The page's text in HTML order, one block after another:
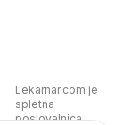
Lekarnar.com je
spletna
poslovalnica